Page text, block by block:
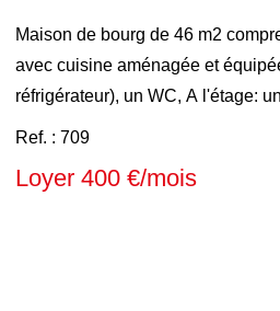
Maison de bourg de 46 m2
avec cuisine aménagée et
réfrigérateur), un WC, A l'étage:
coin nuit, une salle d'eau avec WC. Chauffage individuel
radiateurs électriques, eau
par cumulus électrique Loyer mensuel : 400€ Honoraires à
la charge du locataire : 506€
Ref. : 709
Loyer 400 €/mois